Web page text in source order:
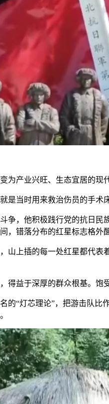
产业兴旺、生态宜居的现代
当时用来救治伤员的手术
，他积极践行党的抗日民
，错落分布的红星标志格外
上插的每一处红星都代表
益于深厚的群众根基。饱
“灯芯理论”，把游击队比